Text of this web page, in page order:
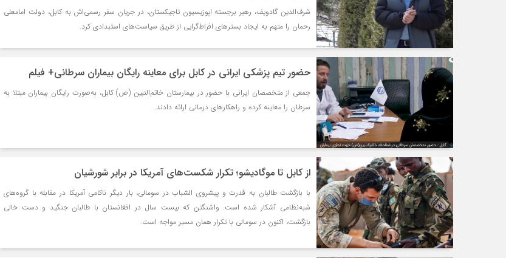
شرف‌الدین گادویف، رهبر برجسته اپوزیسیون تاجیکستان، در جریان سفر رسمی‌اش به کابل، دولت امامعلی
رحمان را متهم به ایجاد بسترهای افراط‌گرایی از طریق سیاست‌های استبدادی کرد.
حضور تیم پزشکی ایرانی در کابل برای معاینه رایگان بیماران سرطانی+ فیلم
جمعی از متخصصان ایرانی با حضور در بیمارستان خاتم‌النبین (ص) کابل، به‌صورت رایگان بیماران مبتلا به
سرطان را معاینه کرده و راهکارهای درمانی ارائه دادند.
از کابل تا موگادیشو؛ تکرار شکست‌های آمریکا در برابر شورشیان
با بازگشت طالبان به قدرت و پیشروی الشباب در سومالی، بار دیگر ناکامی آمریکا در مقابله با گروه‌های
شبه‌نظامی آشکار شده است. واشنگتن که بیست سال در افغانستان با طالبان جنگید و دست خالی
بازگشت، اکنون در سومالی با تکرار همان مسیر مواجه است.